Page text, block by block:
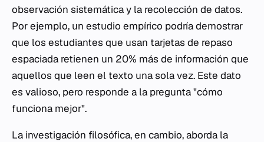
observación sistemática y la recolección de datos.
Por ejemplo, un estudio empírico podría demostrar
que los estudiantes que usan tarjetas de repaso
espaciada retienen un 20% más de información que
aquellos que leen el texto una sola vez. Este dato
es valioso, pero responde a la pregunta "cómo
funciona mejor".
La investigación filosófica, en cambio, aborda la